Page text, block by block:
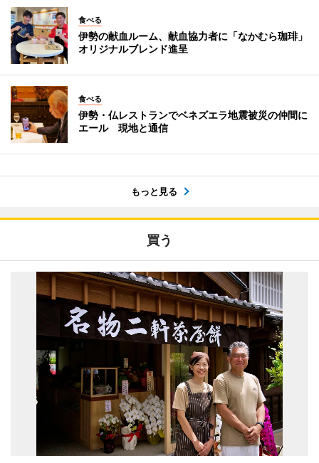
食べる
伊勢の献血ルーム、献血協力者に「なかむら珈琲」
オリジナルブレンド進呈
食べる
伊勢・仏レストランでベネズエラ地震被災の仲間に
エール 現地と通信
もっと見る
買う